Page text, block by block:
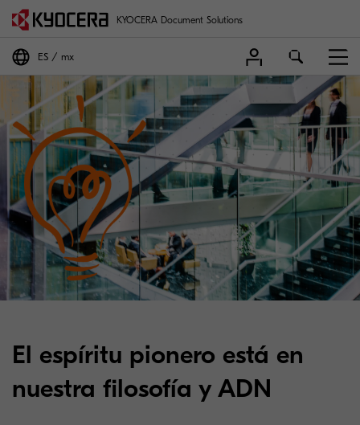
KYOCERA Document Solutions
ES mx
El espíritu pionero está en
nuestra filosofía y ADN